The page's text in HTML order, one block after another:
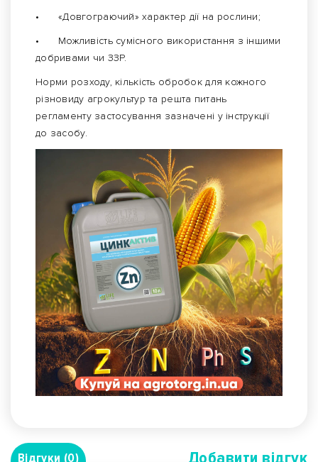
•
«Довгограючий» характер дії на рослини;
•
Можливість сумісного використання з іншими
добривами чи ЗЗР.
Норми розходу, кількість обробок для кожного
різновиду агрокультур та решта питань
регламенту застосування зазначені у інструкції
до засобу.
Відгуки (0)